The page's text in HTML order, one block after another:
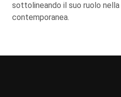
sottolineando il suo ruolo
contemporanea.